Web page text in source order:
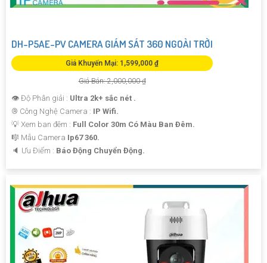
DH-P5AE-PV CAMERA GIÁM SÁT 360 NGOÀI TRỜI
Giá Khuyến Mại: 1,599,000 ₫
Giá Bán: 2,000,000 ₫
👁 Độ Phân giải : Ultra 2k+ sắc nét .
®️ Công Nghệ Camera : IP Wifi.
💡 Xem ban đêm : Full Color 30m Có Màu Ban Ðêm.
🎼️ Mẫu Camera Ip67 360.
️🔈 Ưu Điểm : Báo Động Chuyển Động.